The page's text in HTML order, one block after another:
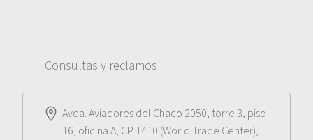
Consultas y reclamos
Avda. Aviadores del Chaco 2050, torre 3, piso
16, oficina A, CP 1410 (World Trade Center),